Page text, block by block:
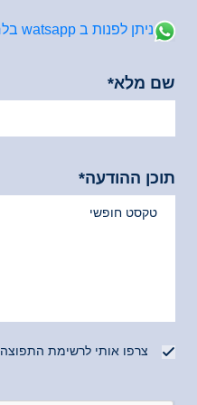
ניתן לפנות ב watsapp בלחיצה כאן
שם מלא*
תוכן ההודעה*
צרפו אותי לרשימת התפוצה